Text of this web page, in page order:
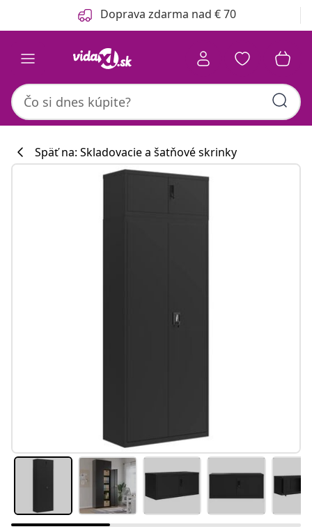
Predchádzajúce Doprava zdarma nad € 70
Späť na: Skladovacie a šatňové skrinky